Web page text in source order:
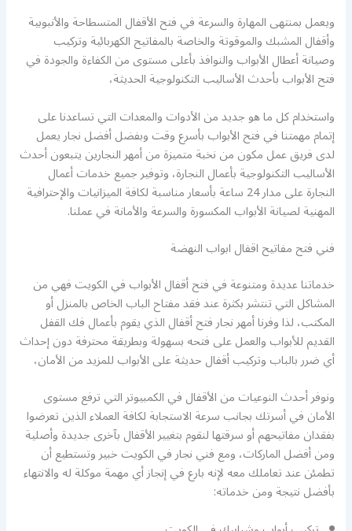
ويعمل بمنتهى المهارة والسرعة في فتح الأقفال المتسطاحة والأنبوبية
وأقفال المشبك والموقوتة والخاصة بالمفاتيح الكهربائية وتركيب
وصيانة أعطال الأبواب والنوافذ بأعلى مستوى من الكفاءة والجودة في
فتح الأبواب بأحدث الأساليب التكنولوجية الحديثة،
واستخدام كل ما هو جديد من الأدوات والمعدات التي تساعدنا على
إتمام مهمتنا في فتح الأبواب بأسرع وقت وبفضل أفضل نجار يعمل
لدى فريق عمل مكون من نخبة متميزة من أمهر النجارين يتبعون أحدث
الأساليب التكنولوجية بأعمال النجارة، وتوفير جميع خدمات أعمال
النجارة على مدار 24 ساعة بأسعار مناسبة لكافة الميزانيات والإحترافية
المهنية لصيانة الأبواب المكسورة والسرعة والأمانة في عملنا.
فني فتح مفاتيح اقفال ابواب النهضة
خدماتنا عديدة ومتنوعة في فتح أقفال الأبواب في الكويت فهي من
المشاكل التي تنتشر بكثرة عند فقد مفتاح الباب الخاص بالمنزل أو
المكتب، لذا وفرنا أمهر نجار فتح أقفال الذي يقوم بأعمال فك القفل
القديم للأبواب والعمل على فتحه بسهولة وبطريقة محترفة دون إحداث
أي ضرر بالباب وتركيب أقفال حديثة على الأبواب للمزيد من الأمان،
ونوفر أحدث النوعيات من الأقفال في الكمبيوتر التي ترفع مستوى
الأمان في أسرتك بجانب سرعة الاستجابة لكافة العملاء الذين تعرضوا
بفقدان مفاتيحهم أو سرقتها لنقوم بتغيير الأقفال بآخرى جديدة وأصلية
ومن أفضل الماركات، ومع فني نجار في الكويت خبير وتستطيع أن
تطمئن عند تعاملك معه لإنه بارع في إنجاز أي مهمة موكلة له والانتهاء
بأفضل نتيجة ومن خدماته: